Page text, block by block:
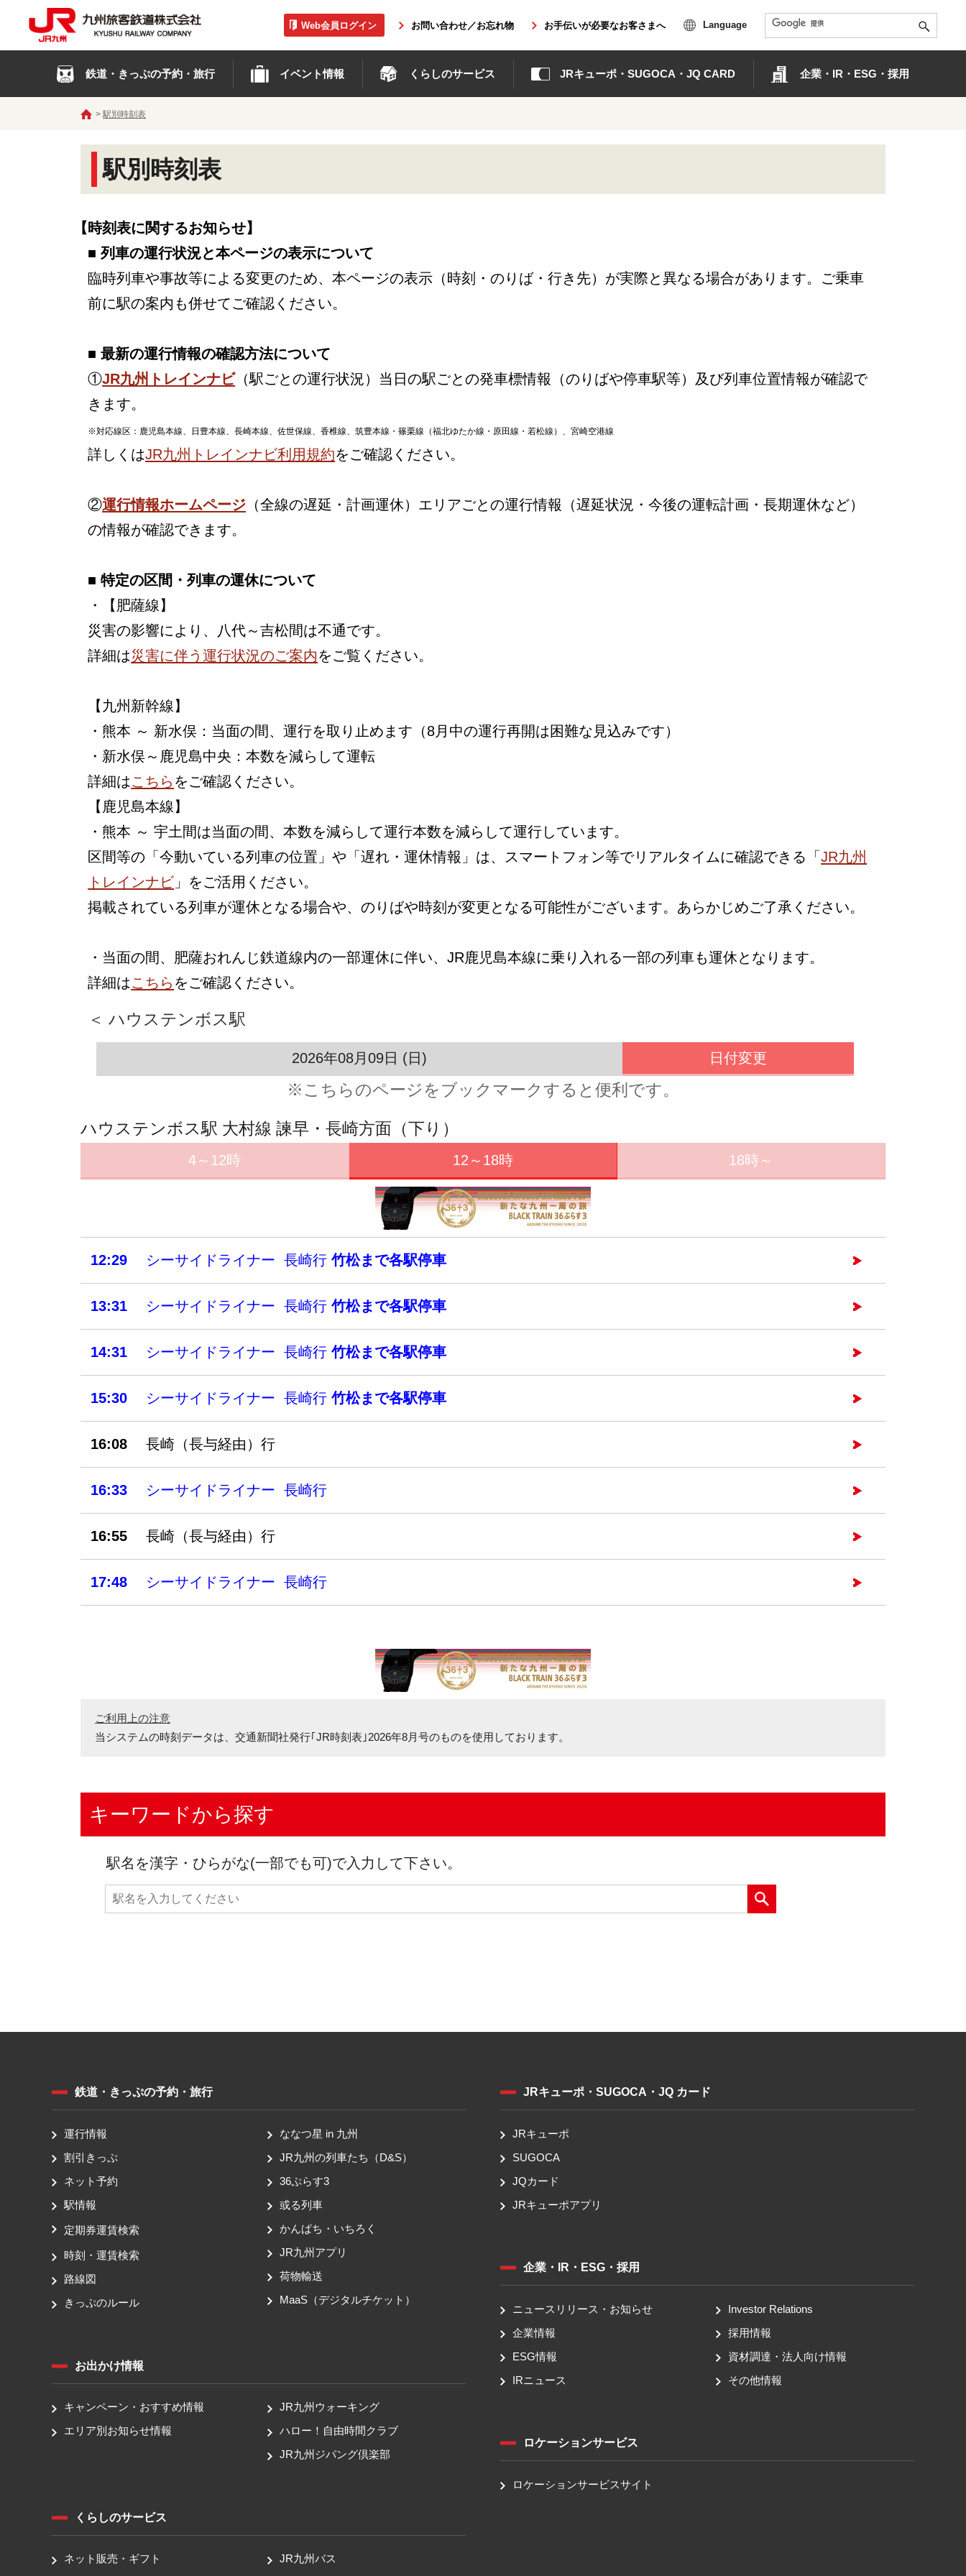
Web会員ログイン お問い合わせ／お忘れ物 お手伝いが必要なお客さまへ Language
鉄道・きっぷの予約・旅行 イベント情報 くらしのサービス JRキューポ・SUGOCA・JQ CARD 企業・IR・ESG・採用
駅別時刻表
駅別時刻表
【時刻表に関するお知らせ】
■ 列車の運行状況と本ページの表示について
臨時列車や事故等による変更のため、本ページの表示（時刻・のりば・行き先）が実際と異なる場合があります。ご乗車
前に駅の案内も併せてご確認ください。
■ 最新の運行情報の確認方法について
①JR九州トレインナビ（駅ごとの運行状況）当日の駅ごとの発車標情報（のりばや停車駅等）及び列車位置情報が確認で
きます。
※対応線区：鹿児島本線、日豊本線、長崎本線、佐世保線、香椎線、筑豊本線・篠栗線（福北ゆたか線・原田線・若松線）、宮崎空港線
詳しくはJR九州トレインナビ利用規約をご確認ください。
②運行情報ホームページ （全線の遅延・計画運休）エリアごとの運行情報（遅延状況・今後の運転計画・長期運休など）
の情報が確認できます。
■ 特定の区間・列車の運休について
・【肥薩線】
災害の影響により、八代～吉松間は不通です。
詳細は災害に伴う運行状況のご案内をご覧ください。
【九州新幹線】
・熊本 ～ 新水俣：当面の間、運行を取り止めます（8月中の運行再開は困難な見込みです）
・新水俣～鹿児島中央：本数を減らして運転
詳細はこちら をご確認ください。
【鹿児島本線】
・熊本 ～ 宇土間は当面の間、本数を減らして運行本数を減らして運行しています。
区間等の「今動いている列車の位置」や「遅れ・運休情報」は、スマートフォン等でリアルタイムに確認できる「JR九州
トレインナビ 」をご活用ください。
掲載されている列車が運休となる場合や、のりばや時刻が変更となる可能性がございます。あらかじめご了承ください。
・当面の間、肥薩おれんじ鉄道線内の一部運休に伴い、JR鹿児島本線に乗り入れる一部の列車も運休となります。
詳細はこちら をご確認ください。
＜ ハウステンボス駅
2026年08月09日 (日) 日付変更
※こちらのページをブックマークすると便利です。
ハウステンボス駅 大村線 諫早・長崎方面（下り）
4～12時 12～18時 18時～
12:29 シーサイドライナー 長崎行 竹松まで各駅停車
13:31 シーサイドライナー 長崎行 竹松まで各駅停車
14:31 シーサイドライナー 長崎行 竹松まで各駅停車
15:30 シーサイドライナー 長崎行 竹松まで各駅停車
16:08 長崎（長与経由）行
16:33 シーサイドライナー 長崎行
16:55 長崎（長与経由）行
17:48 シーサイドライナー 長崎行
ご利用上の注意
当システムの時刻データは、 交通新聞社発行｢JR時刻表｣2026年8月号のものを使用しております。
キーワードから探す
駅名を漢字・ひらがな(一部でも可)で入力して下さい。
鉄道・きっぷの予約・旅行
運行情報
割引きっぷ
ネット予約
駅情報
定期券運賃検索
時刻・運賃検索
路線図
きっぷのルール
ななつ星 in 九州
JR九州の列車たち（D&S）
36ぷらす3
或る列車
かんぱち・いちろく
JR九州アプリ
荷物輸送
MaaS（デジタルチケット）
お出かけ情報
キャンペーン・おすすめ情報
エリア別お知らせ情報
JR九州ウォーキング
ハロー！自由時間クラブ
JR九州ジパング倶楽部
くらしのサービス
ネット販売・ギフト JR九州バス
JRキューポ・SUGOCA・JQ カード
JRキューポ
SUGOCA
JQカード
JRキューポアプリ
企業・IR・ESG・採用
ニュースリリース・お知らせ
企業情報
ESG情報
IRニュース
Investor Relations
採用情報
資材調達・法人向け情報
その他情報
ロケーションサービス
ロケーションサービスサイト